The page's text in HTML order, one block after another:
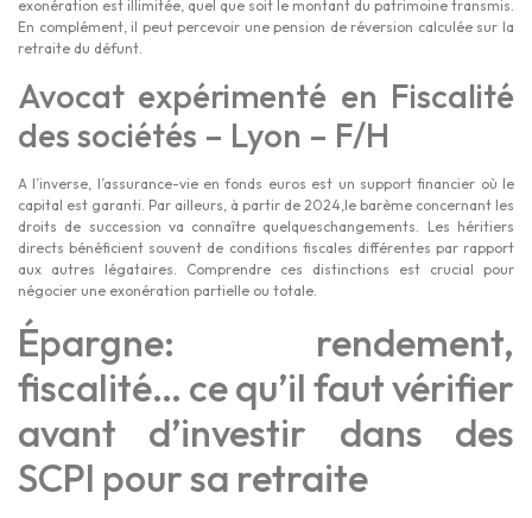
exonération est illimitée, quel que soit le montant du patrimoine transmis.
En complément, il peut percevoir une pension de réversion calculée sur la
retraite du défunt.
Avocat expérimenté en Fiscalité
des sociétés – Lyon – F/H
A l’inverse, l’assurance-vie en fonds euros est un support financier où le
capital est garanti. Par ailleurs, à partir de 2024,le barème concernant les
droits de succession va connaître quelqueschangements. Les héritiers
directs bénéficient souvent de conditions fiscales différentes par rapport
aux autres légataires. Comprendre ces distinctions est crucial pour
négocier une exonération partielle ou totale.
Épargne: rendement,
fiscalité… ce qu’il faut vérifier
avant d’investir dans des
SCPI pour sa retraite